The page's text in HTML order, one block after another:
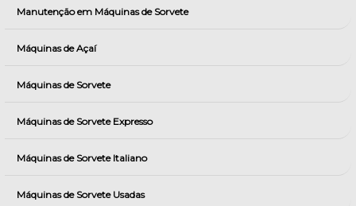
Manutenção em Máquinas de Sorvete
Máquinas de Açaí
Máquinas de Sorvete
Máquinas de Sorvete Expresso
Máquinas de Sorvete Italiano
Máquinas de Sorvete Usadas